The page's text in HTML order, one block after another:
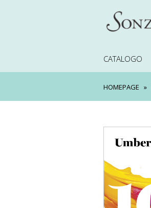
CATALOGO
HOMEPAGE